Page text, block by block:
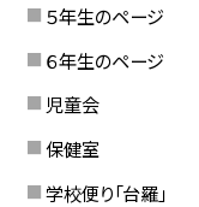
５年生のページ
６年生のページ
児童会
保健室
学校便り「台羅」